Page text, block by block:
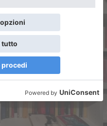
libro